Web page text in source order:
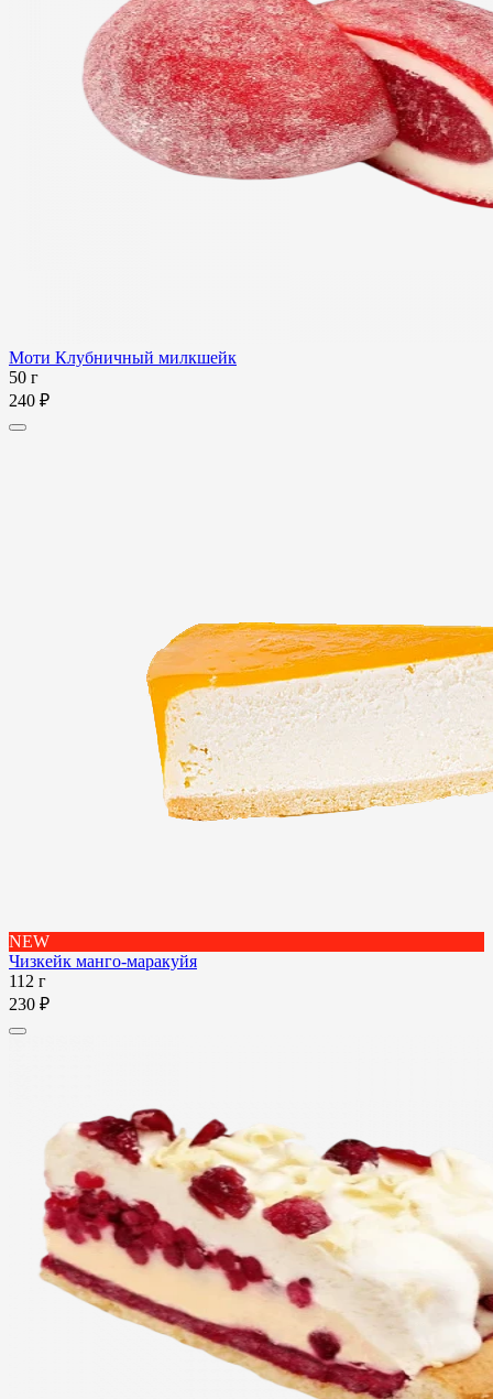
Моти Клубничный милкшейк
50 г
240 ₽
NEW
Чизкейк манго-маракуйя
112 г
230 ₽